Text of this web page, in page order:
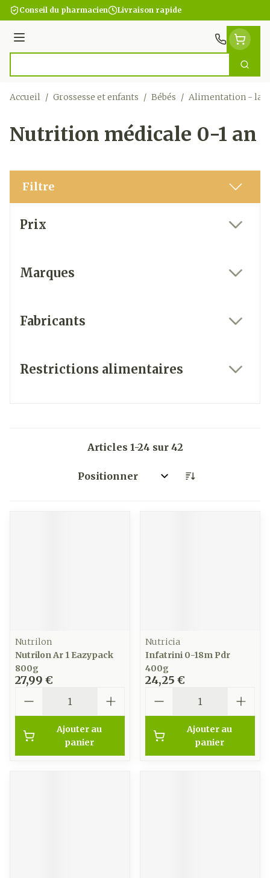
Aller au contenu
Conseil du pharmacien Livraison rapide
Menu
Accueil / Grossesse et enfants / Bébés / Alimentation - lait
Nutrition médicale 0-1 an
Filtre
Prix
Marques
Fabricants
Restrictions alimentaires
Articles 1-24 sur 42
Trier par:
Nutrilon
Nutrilon Ar 1 Eazypack
800g
27,99 €
Ajouter au
panier
Nutricia
Infatrini 0-18m Pdr
400g
24,25 €
Ajouter au
panier